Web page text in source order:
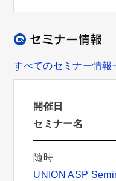
すべてのセミナー情報
開催日
セミナー名
随時
UNION ASP